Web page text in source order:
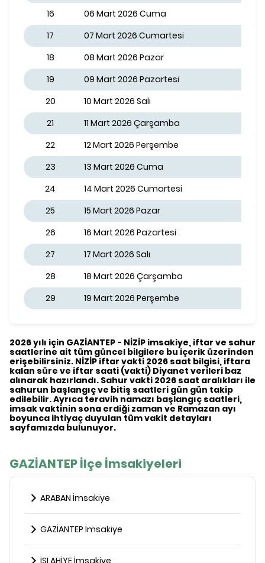
16
06 Mart 2026 Cuma
17
07 Mart 2026 Cumartesi
18
08 Mart 2026 Pazar
19
09 Mart 2026 Pazartesi
20
10 Mart 2026 Salı
21
11 Mart 2026 Çarşamba
22
12 Mart 2026 Perşembe
23
13 Mart 2026 Cuma
24
14 Mart 2026 Cumartesi
25
15 Mart 2026 Pazar
26
16 Mart 2026 Pazartesi
27
17 Mart 2026 Salı
28
18 Mart 2026 Çarşamba
29
19 Mart 2026 Perşembe
2026 yılı için GAZİANTEP - NİZİP imsakiye, iftar ve sahur
saatlerine ait tüm güncel bilgilere bu içerik üzerinden
erişebilirsiniz. NİZİP iftar vakti 2026 saat bilgisi, iftara
kalan süre ve iftar saati (vakti) Diyanet verileri baz
alınarak hazırlandı. Sahur vakti 2026 saat aralıkları ile
sahurun başlangıç ve bitiş saatleri gün gün takip
edilebilir. Ayrıca teravih namazı başlangıç saatleri,
imsak vaktinin sona erdiği zaman ve Ramazan ayı
boyunca ihtiyaç duyulan tüm vakit detayları
sayfamızda bulunuyor.
GAZİANTEP İlçe İmsakiyeleri
ARABAN İmsakiye
GAZİANTEP İmsakiye
İSLAHİYE İmsakiye